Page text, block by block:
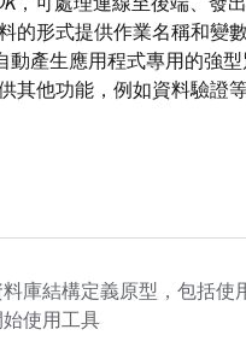
的形式提供作業名稱和變
產生應用程式專用的強
其他功能，例如資料驗證等
庫結構定義原型，包括使
使用工具